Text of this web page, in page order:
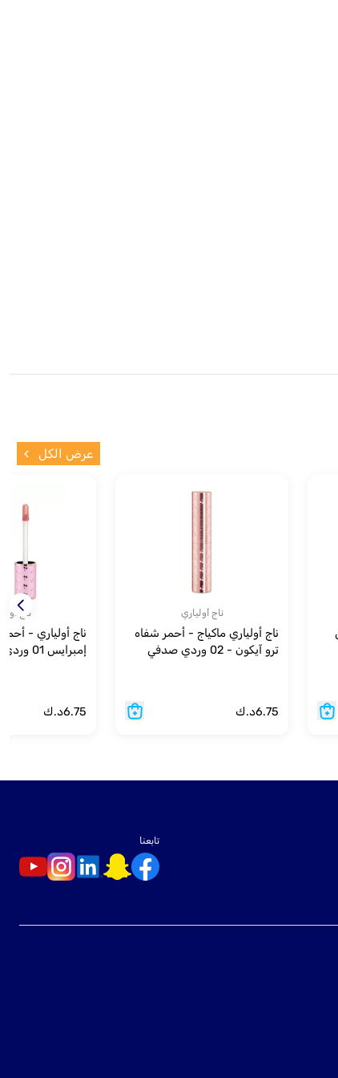
عرض الكل
ناج أولياري
ناج أولياري ماكياج - أحمر شفاه
ترو آيكون - 02 وردي صدفي
6.75د.ك
ناج
ناج أولياري -
إمبرايس 01 وردي بسكويت
6.75د.ك
تابعنا